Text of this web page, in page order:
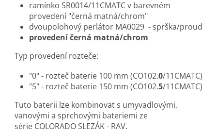
ramínko SR0014/11CMATC v barevném
provedení "černá matná/chrom"
dvoupolohový perlátor MA0029 - sprška/proud
provedení černá matná/chrom
Typ provedení rozteče:
"0" - rozteč baterie 100 mm (CO102.0/11CMATC)
"5" - rozteč baterie 150 mm (CO102.5/11CMATC)
Tuto baterii lze kombinovat s umyvadlovými,
vanovými a sprchovými bateriemi ze
série COLORADO SLEZÁK - RAV.